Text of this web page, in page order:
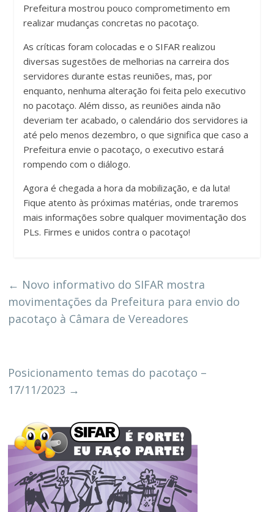
Prefeitura mostrou pouco comprometimento em
realizar mudanças concretas no pacotaço.
As críticas foram colocadas e o SIFAR realizou
diversas sugestões de melhorias na carreira dos
servidores durante estas reuniões, mas, por
enquanto, nenhuma alteração foi feita pelo executivo
no pacotaço. Além disso, as reuniões ainda não
deveriam ter acabado, o calendário dos servidores ia
até pelo menos dezembro, o que significa que caso a
Prefeitura envie o pacotaço, o executivo estará
rompendo com o diálogo.
Agora é chegada a hora da mobilização, e da luta!
Fique atento às próximas matérias, onde traremos
mais informações sobre qualquer movimentação dos
PLs. Firmes e unidos contra o pacotaço!
← Novo informativo do SIFAR mostra
movimentações da Prefeitura para envio do
pacotaço à Câmara de Vereadores
Posicionamento temas do pacotaço –
17/11/2023 →